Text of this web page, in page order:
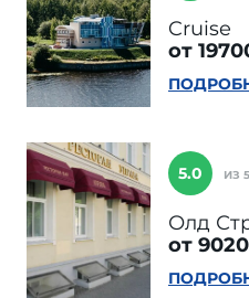
Cruise
от
5.0 ИЗ 5
Олд
от